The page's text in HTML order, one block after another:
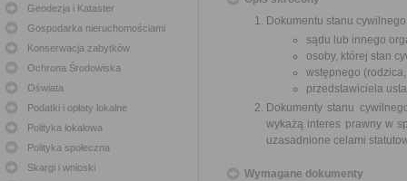
Geodezja i Kataster
Gospodarka nieruchomościami
Konserwacja zabytków
Ochrona Środowiska
Oświata
Podatki i opłaty lokalne
Polityka lokalowa
Polityka społeczna
Skargi i wnioski
Dokumentu stanu
sądu lub innego
osoby, której stan
wstępnego
przedstawiciela
Dokumenty stanu
wykażą interes prawny w
uzasadnione celami
Wymagane dokumenty